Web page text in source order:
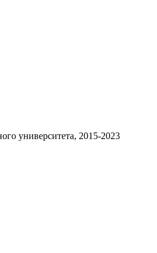
университета, 2015-2023